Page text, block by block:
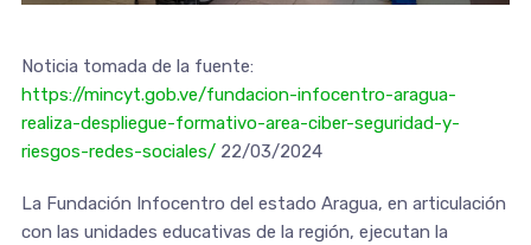
Noticia tomada de la fuente:
https://mincyt.gob.ve/fundacion-infocentro-aragua-
realiza-despliegue-formativo-area-ciber-seguridad-y-
riesgos-redes-sociales/22/03/2024
La Fundación Infocentro del estado Aragua, en articulación
con las unidades educativas de la región, ejecutan la